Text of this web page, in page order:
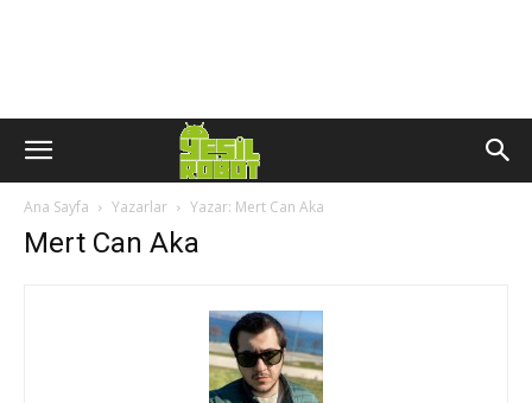
Ana Sayfa Yazarlar Yazar: Mert Can Aka
Mert Can Aka